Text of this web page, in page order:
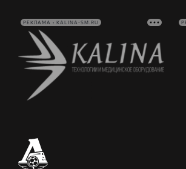
РЕКЛАМА • KALINA-SM.RU